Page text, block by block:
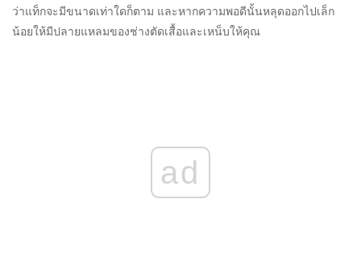
ว่าแท็กจะมีขนาดเท่าใดก็ตาม และหากความพอดีนั้นหลุดออกไปเล็ก
น้อยให้มีปลายแหลมของช่างตัดเสื้อและเหน็บให้คุณ
ad